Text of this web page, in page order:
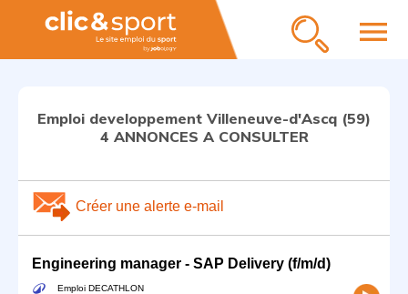
menu
Emploi developpement Villeneuve-d'Ascq (59)
4 ANNONCES A CONSULTER
Créer une alerte e-mail
Engineering manager - SAP Delivery (f/m/d)
Emploi DECATHLON